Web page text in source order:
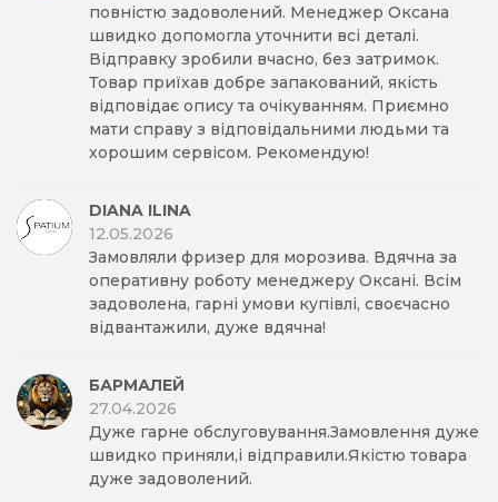
повністю задоволений. Менеджер Оксана
швидко допомогла уточнити всі деталі.
Відправку зробили вчасно, без затримок.
Товар приїхав добре запакований, якість
відповідає опису та очікуванням. Приємно
мати справу з відповідальними людьми та
хорошим сервісом. Рекомендую!
DIANA ILINA
12.05.2026
Замовляли фризер для морозива. Вдячна за
оперативну роботу менеджеру Оксані. Всім
задоволена, гарні умови купівлі, своєчасно
відвантажили, дуже вдячна!
БАРМАЛЕЙ
27.04.2026
Дуже гарне обслуговування.Замовлення дуже
швидко приняли,і відправили.Якістю товара
дуже задоволений.